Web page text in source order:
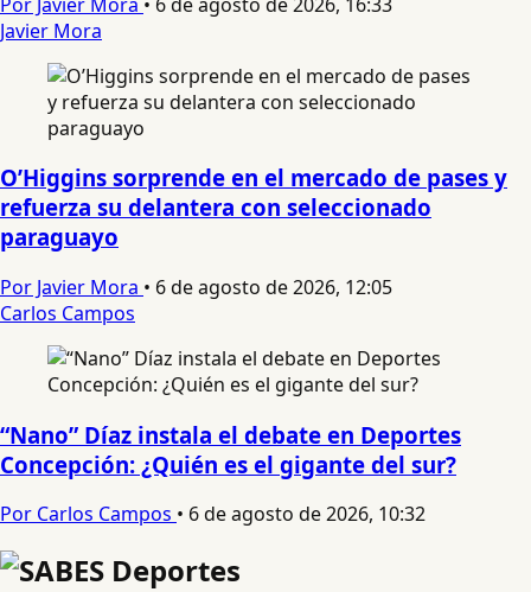
Javier Mora
O’Higgins sorprende en el mercado de pases y
refuerza su delantera con seleccionado
paraguayo
Por Javier Mora • 6 de agosto de 2026, 12:05
Carlos Campos
“Nano” Díaz instala el debate en Deportes
Concepción: ¿Quién es el gigante del sur?
Por Carlos Campos • 6 de agosto de 2026, 10:32